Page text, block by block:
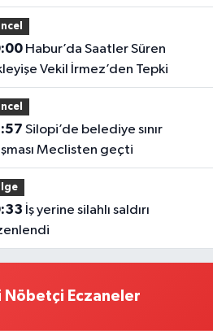
Habur’da Saatler Süren
Vekil İrmez’den Tepki
Meclisten geçti
Nöbetçi Eczaneler